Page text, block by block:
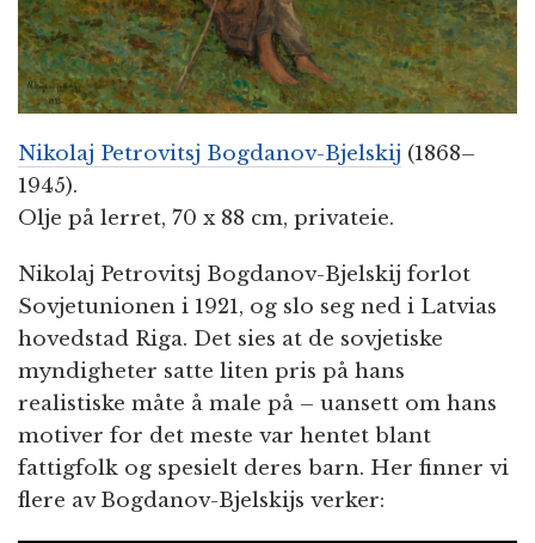
Nikolaj Petrovitsj Bogdanov-Bjelskij (1868–
1945).
Olje på lerret, 70 x 88 cm, privateie.
Nikolaj Petrovitsj Bogdanov-Bjelskij forlot
Sovjetunionen i 1921, og slo seg ned i Latvias
hovedstad Riga. Det sies at de sovjetiske
myndigheter satte liten pris på hans
realistiske måte å male på – uansett om hans
motiver for det meste var hentet blant
fattigfolk og spesielt deres barn. Her finner vi
flere av Bogdanov-Bjelskijs verker: